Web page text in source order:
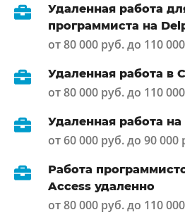
Удаленная работа
программиста на
от 80 000 руб. до 110
Удаленная работа в
от 80 000 руб. до 110
Удаленная работа
от 60 000 руб. до 90 000
Работа
Access удаленно
от 80 000 руб. до 110